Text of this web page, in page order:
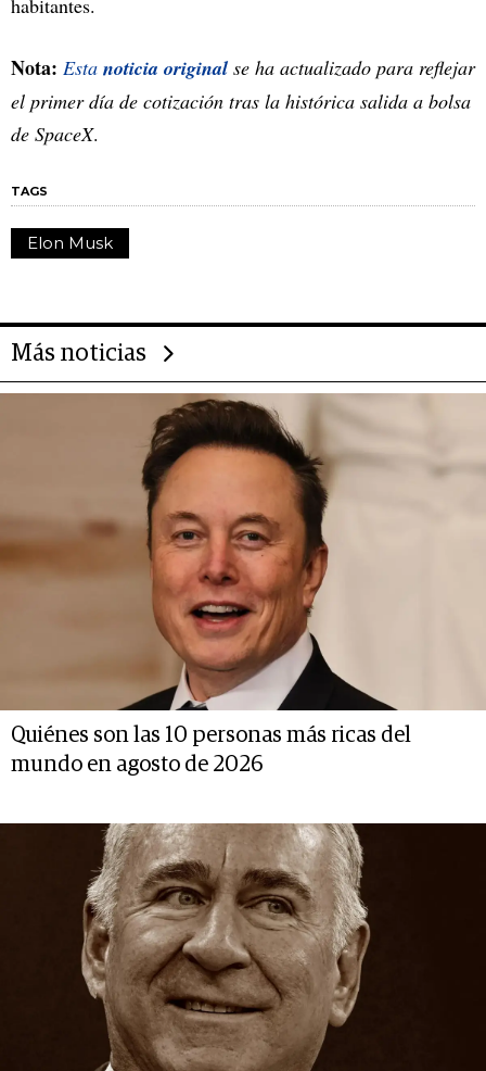
habitantes.
Nota: Esta noticia original se ha actualizado para reflejar
el primer día de cotización tras la histórica salida a bolsa
de SpaceX.
TAGS
Elon Musk
Más noticias
Quiénes son las 10 personas más ricas del
mundo en agosto de 2026